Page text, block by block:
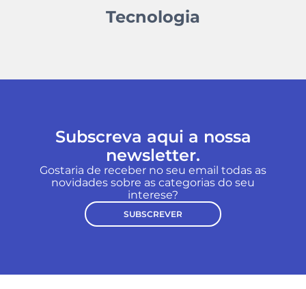
Tecnologia
Subscreva aqui a nossa
newsletter.
Gostaria de receber no seu email todas as
novidades sobre as categorias do seu
interese?
SUBSCREVER